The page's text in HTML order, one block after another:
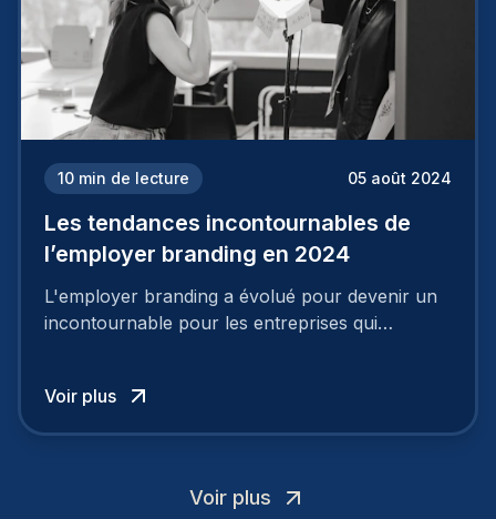
10 min de lecture 05 août 2024
Les tendances incontournables de
l’employer branding en 2024
L'employer branding a évolué pour devenir un
incontournable pour les entreprises qui
Voir plus
Voir plus